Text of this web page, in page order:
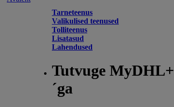
Tarneteenus
Valikulised teenused
Tolliteenus
Lisatasud
Lahendused
Tutvuge MyDHL+
´ga